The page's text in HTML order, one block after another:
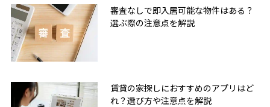
審査なしで即入居可能な物件はある？
選ぶ際の注意点を解説
賃貸の家探しにおすすめのアプリはど
れ？選び方や注意点を解説